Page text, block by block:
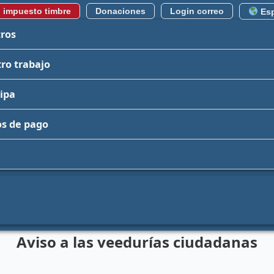
impuesto timbre Donaciones Login correo
trabajo
de pago
transmedia “Demos vía a la vida” para la
de los municipios no certificados del Valle del
Aviso a las veedurías ciudadanas